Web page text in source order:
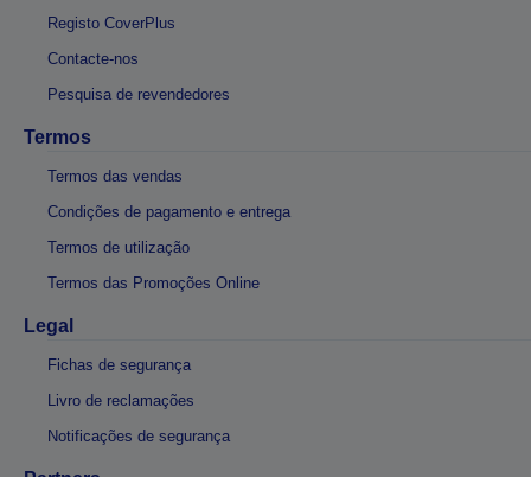
Registo CoverPlus
Contacte-nos
Pesquisa de revendedores
Termos
Termos das vendas
Condições de pagamento e entrega
Termos de utilização
Termos das Promoções Online
Legal
Fichas de segurança
Livro de reclamações
Notificações de segurança